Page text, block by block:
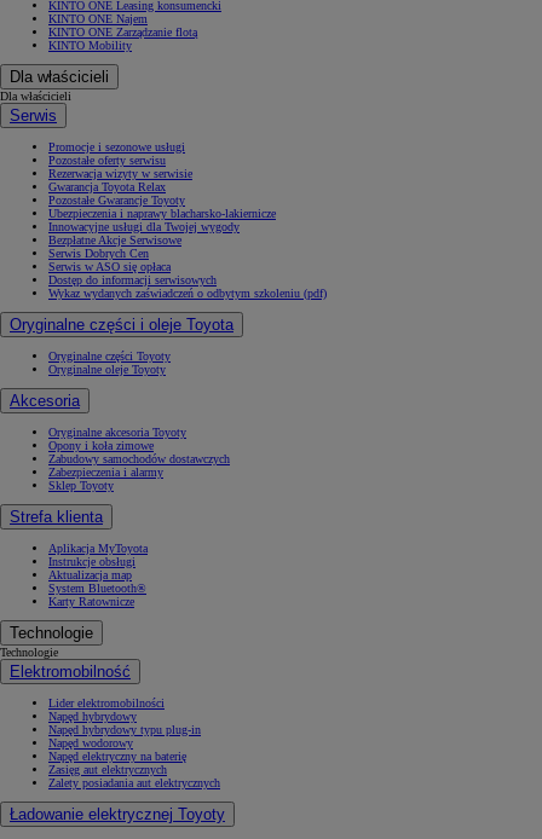
KINTO ONE Leasing konsumencki
KINTO ONE Najem
KINTO ONE Zarządzanie flotą
KINTO Mobility
Dla właścicieli
Dla właścicieli
Serwis
Promocje i sezonowe usługi
Pozostałe oferty serwisu
Rezerwacja wizyty w serwisie
Gwarancja Toyota Relax
Pozostałe Gwarancje Toyoty
Ubezpieczenia i naprawy blacharsko-lakiernicze
Innowacyjne usługi dla Twojej wygody
Bezpłatne Akcje Serwisowe
Serwis Dobrych Cen
Serwis w ASO się opłaca
Dostęp do informacji serwisowych
Wykaz wydanych zaświadczeń o odbytym szkoleniu (pdf)
Oryginalne części i oleje Toyota
Oryginalne części Toyoty
Oryginalne oleje Toyoty
Akcesoria
Oryginalne akcesoria Toyoty
Opony i koła zimowe
Zabudowy samochodów dostawczych
Zabezpieczenia i alarmy
Sklep Toyoty
Strefa klienta
Aplikacja MyToyota
Instrukcje obsługi
Aktualizacja map
System Bluetooth®
Karty Ratownicze
Technologie
Technologie
Elektromobilność
Lider elektromobilności
Napęd hybrydowy
Napęd hybrydowy typu plug-in
Napęd wodorowy
Napęd elektryczny na baterię
Zasięg aut elektrycznych
Zalety posiadania aut elektrycznych
Ładowanie elektrycznej Toyoty